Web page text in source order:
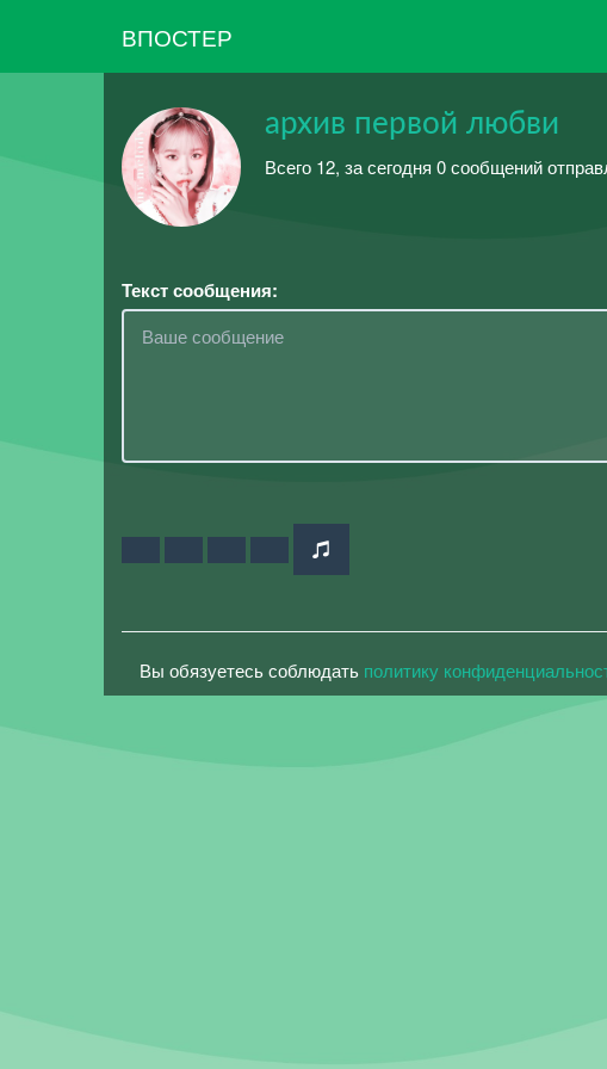
ВПОСТЕР
архив первой любви
Всего 12, за сегодня 0 сообщений
Текст сообщения:
Вы обязуетесь соблюдать политику